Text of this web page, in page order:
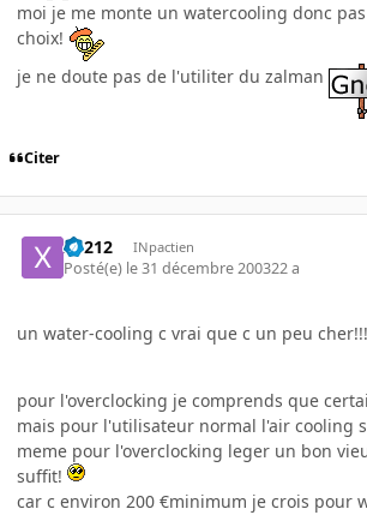
moi je me monte un watercooling donc
choix!
je ne doute pas de l'utiliter du zalman
Citer
X1212 INpactien
Posté(e) le 31 décembre 200322 a
un water-cooling c vrai que c un peu
pour l'overclocking je comprends que
mais pour l'utilisateur normal l'air cooling
meme pour l'overclocking leger un bon
suffit!
car c environ 200 €minimum je crois pour